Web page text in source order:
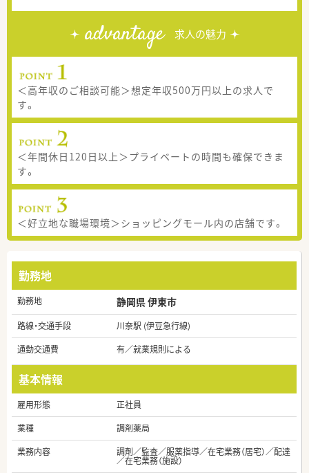
advantage 求人の魅力
＜高年収のご相談可能＞想定年収500万円以上の求人で
す。
＜年間休日120日以上＞プライベートの時間も確保できま
す。
＜好立地な職場環境＞ショッピングモール内の店舗です。
勤務地
勤務地 静岡県 伊東市
路線・交通手段
川奈駅 (伊豆急行線)
通勤交通費
有／就業規則による
基本情報
雇用形態
正社員
業種
調剤薬局
業務内容
調剤／監査／服薬指導／在宅業務（居宅）／配達
／在宅業務（施設）